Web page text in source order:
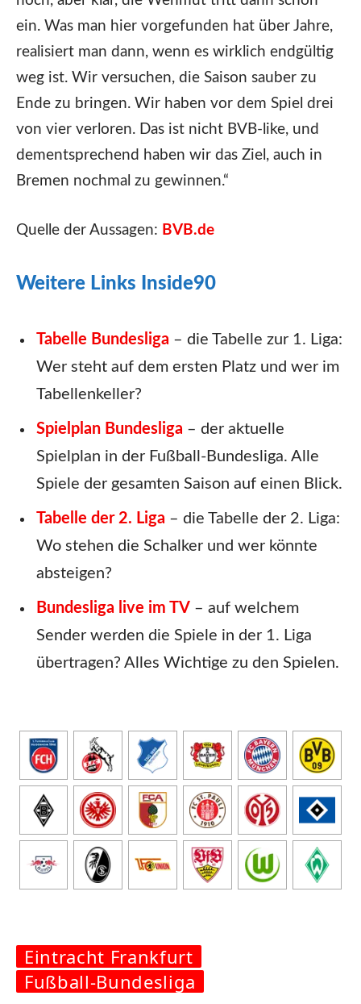
ein. Was man hier vorgefunden hat über Jahre,
realisiert man dann, wenn es wirklich endgültig
weg ist. Wir versuchen, die Saison sauber zu
Ende zu bringen. Wir haben vor dem Spiel drei
von vier verloren. Das ist nicht BVB-like, und
dementsprechend haben wir das Ziel, auch in
Bremen nochmal zu gewinnen.“
Quelle der Aussagen: BVB.de
Weitere Links Inside90
Tabelle Bundesliga – die Tabelle zur 1. Liga:
Wer steht auf dem ersten Platz und wer im
Tabellenkeller?
Spielplan Bundesliga – der aktuelle
Spielplan in der Fußball-Bundesliga. Alle
Spiele der gesamten Saison auf einen Blick.
Tabelle der 2. Liga – die Tabelle der 2. Liga:
Wo stehen die Schalker und wer könnte
absteigen?
Bundesliga live im TV – auf welchem
Sender werden die Spiele in der 1. Liga
übertragen? Alles Wichtige zu den Spielen.
Eintracht Frankfurt
Fußball-Bundesliga